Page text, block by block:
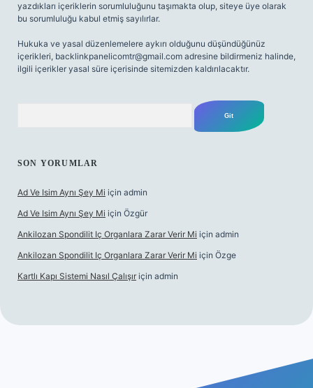
yazdıkları içeriklerin sorumluluğunu taşımakta olup, siteye üye olarak
bu sorumluluğu kabul etmiş sayılırlar.
Hukuka ve yasal düzenlemelere aykırı olduğunu düşündüğünüz
içerikleri, backlinkpanelicomtr@gmail.com adresine bildirmeniz halinde,
ilgili içerikler yasal süre içerisinde sitemizden kaldırılacaktır.
SON YORUMLAR
Ad Ve Isim Aynı Şey Mi için admin
Ad Ve Isim Aynı Şey Mi için Özgür
Ankilozan Spondilit Iç Organlara Zarar Verir Mi için admin
Ankilozan Spondilit Iç Organlara Zarar Verir Mi için Özge
Kartlı Kapı Sistemi Nasıl Çalışır için admin